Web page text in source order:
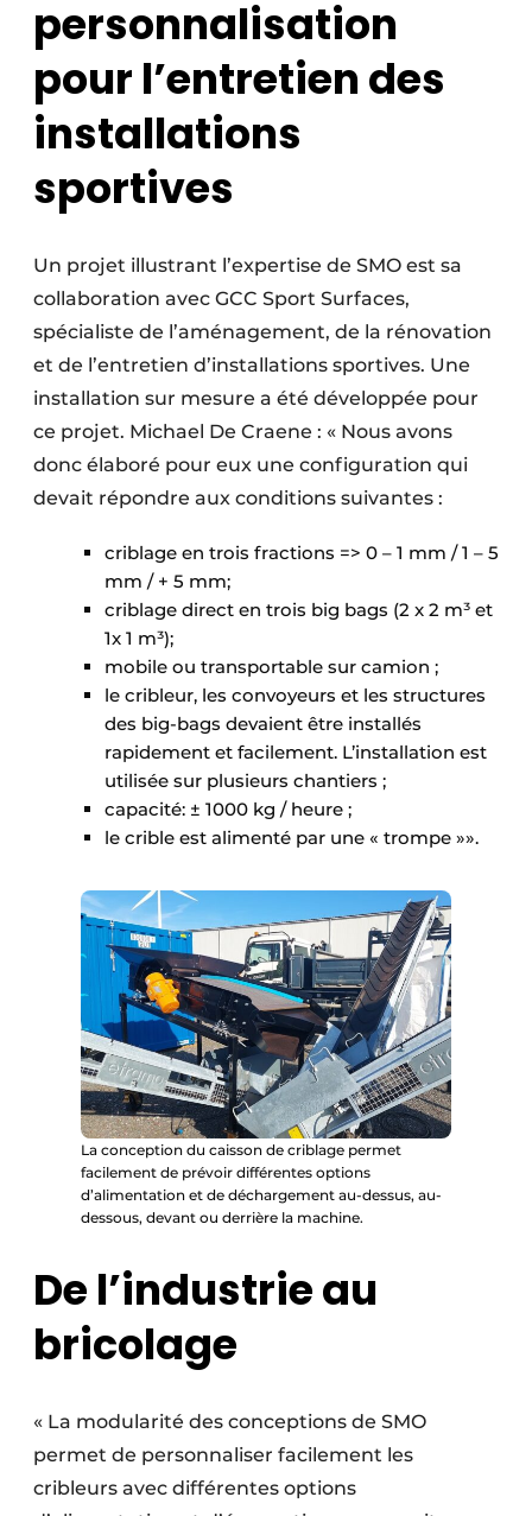
personnalisation
pour l’entretien des
installations
sportives
Un projet illustrant l’expertise de SMO est sa
collaboration avec GCC Sport Surfaces,
spécialiste de l’aménagement, de la rénovation
et de l’entretien d’installations sportives. Une
installation sur mesure a été développée pour
ce projet. Michael De Craene : « Nous avons
donc élaboré pour eux une configuration qui
devait répondre aux conditions suivantes :
criblage en trois fractions => 0 – 1 mm / 1 – 5
mm / + 5 mm;
criblage direct en trois big bags (2 x 2 m³ et
1x 1 m³);
mobile ou transportable sur camion ;
le cribleur, les convoyeurs et les structures
des big-bags devaient être installés
rapidement et facilement. L’installation est
utilisée sur plusieurs chantiers ;
capacité: ± 1000 kg / heure ;
le crible est alimenté par une « trompe »».
La conception du caisson de criblage permet
facilement de prévoir différentes options
d’alimentation et de déchargement au-dessus, au-
dessous, devant ou derrière la machine.
De l’industrie au
bricolage
« La modularité des conceptions de SMO
permet de personnaliser facilement les
cribleurs avec différentes options